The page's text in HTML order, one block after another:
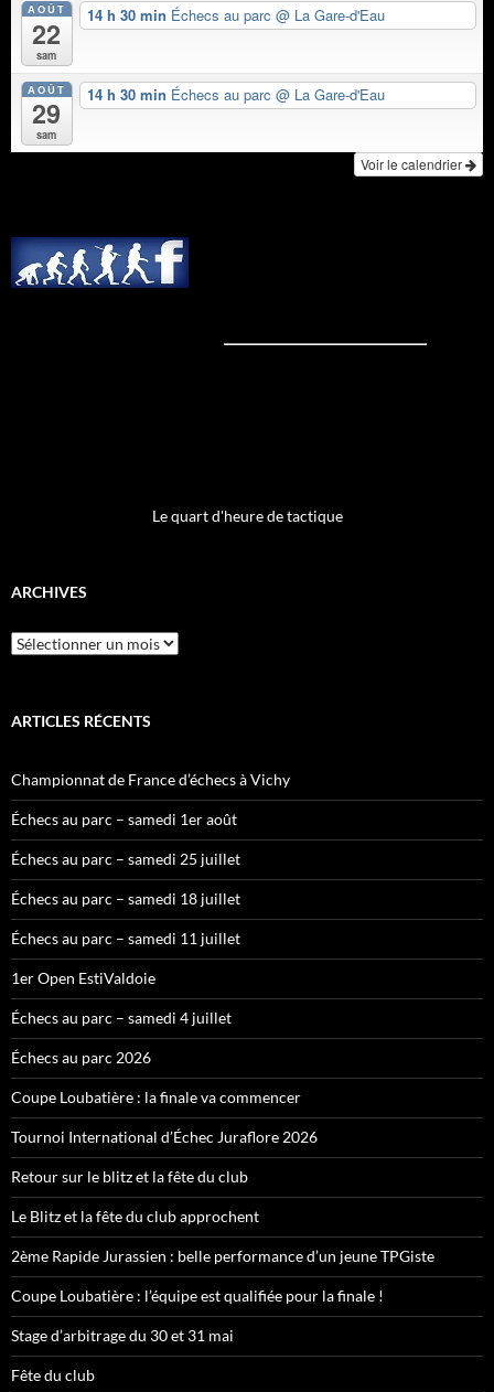
AOÛT
22
sam
14 h 30 min Échecs au parc @ La Gare-d'Eau
AOÛT
29
sam
14 h 30 min Échecs au parc @ La Gare-d'Eau
Voir le calendrier
Le quart d'heure de tactique
ARCHIVES
Archives
ARTICLES RÉCENTS
Championnat de France d’échecs à Vichy
Échecs au parc – samedi 1er août
Échecs au parc – samedi 25 juillet
Échecs au parc – samedi 18 juillet
Échecs au parc – samedi 11 juillet
1er Open EstiValdoie
Échecs au parc – samedi 4 juillet
Échecs au parc 2026
Coupe Loubatière : la finale va commencer
Tournoi International d’Échec Juraflore 2026
Retour sur le blitz et la fête du club
Le Blitz et la fête du club approchent
2ème Rapide Jurassien : belle performance d’un jeune TPGiste
Coupe Loubatière : l’équipe est qualifiée pour la finale !
Stage d’arbitrage du 30 et 31 mai
Fête du club